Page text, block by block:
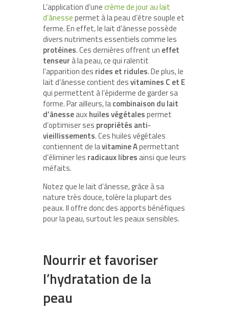
L’application d’unecrème de jour au lait
d’ânessepermet à la peau d’être souple et
ferme. En effet, le lait d’ânesse possède
divers nutriments essentiels comme les
protéines. Ces dernières offrent un effet
tenseur à la peau, ce qui ralentit
l’apparition des rides et ridules. De plus, le
lait d’ânesse contient desvitamines C et E
qui permettent à l’épiderme de garder sa
forme. Par ailleurs, lacombinaison du lait
d’ânesseauxhuiles végétalespermet
d’optimiser ses propriétés anti-
vieillissements. Ces huiles végétales
contiennent de lavitamine Apermettant
d’éliminer les radicaux libres ainsi que leurs
méfaits.
Notez que le lait d’ânesse, grâce à sa
nature très douce, tolère la plupart des
peaux. Il offre donc des apports bénéfiques
pour la peau, surtout les peaux sensibles.
Nourrir et favoriser
l’hydratation de la
peau